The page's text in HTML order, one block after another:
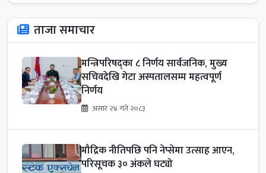
ताजा समाचार
मन्त्रिपरिषद्का ८ निर्णय सार्वजनिक, मुख्य
सचिवदेखि गेटा अस्पतालसम्म महत्वपूर्ण
निर्णय
असार २४ गते २०८३
मौद्रिक नीतिपछि पनि नेप्सेमा उत्साह आएन,
परिसूचक ३० अंकले घट्यो